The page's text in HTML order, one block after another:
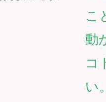
こ
動
コ
い。